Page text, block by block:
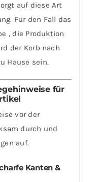
auf diese Art
Für den Fall das
, die Produktion
der Korb nach
Hause sein.
für
vor der
durch und
auf.
Kanten &